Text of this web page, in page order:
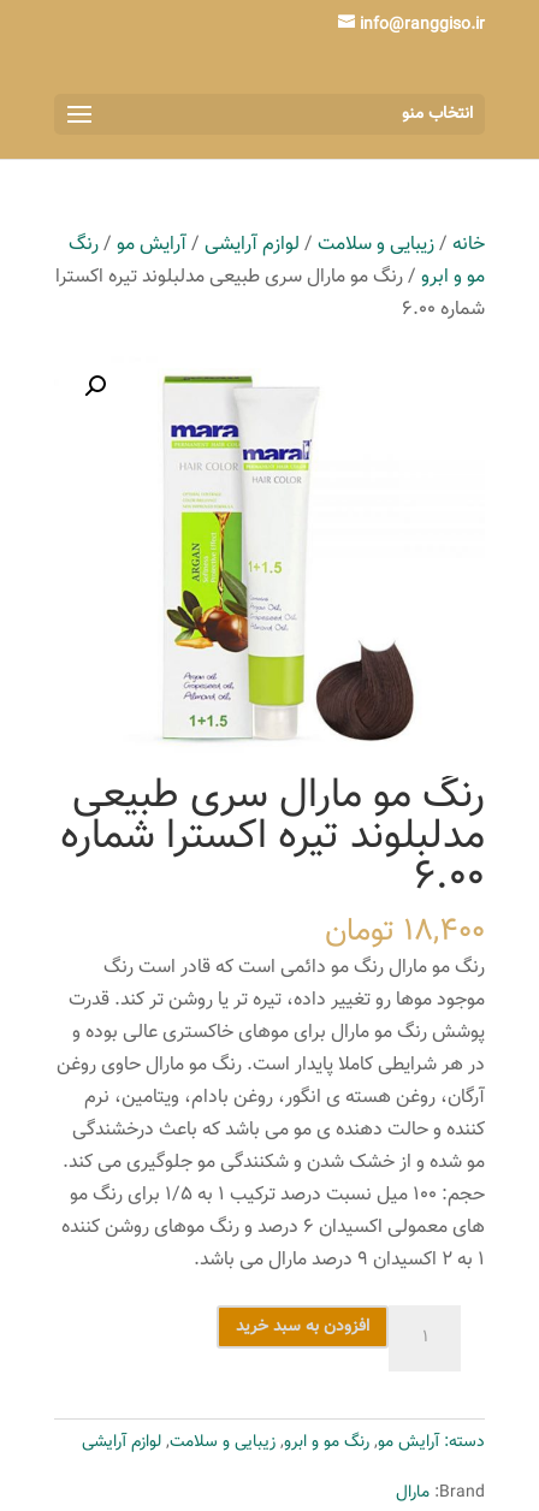
info@ranggiso.ir
انتخاب منو
خانه/زیبایی و سلامت/ لوازم آرایشی/آرایش مو/رنگ
مو و ابرو/ رنگ مو مارال سری طبیعی مدلبلوند تیره اکسترا
شماره 6.00
رنگ مو مارال سری طبیعی
مدلبلوند تیره اکسترا شماره
6.00
18,400 تومان
رنگ مو مارال رنگ مو دائمی است که قادر است رنگ
موجود موها رو تغییر داده، تیره تر یا روشن تر کند. قدرت
پوشش رنگ مو مارال برای موهای خاکستری عالی بوده و
در هر شرایطی کاملا پایدار است. رنگ مو مارال حاوی روغن
آرگان، روغن هسته ی انگور، روغن بادام، ویتامین، نرم
کننده و حالت دهنده ی مو می باشد که باعث درخشندگی
مو شده و از خشک شدن و شکنندگی مو جلوگیری می کند.
حجم: ۱۰۰ میل نسبت درصد ترکیب ۱ به ۱/۵ برای رنگ مو
های معمولی اکسیدان ۶ درصد و رنگ موهای روشن کننده
۱ به ۲ اکسیدان ۹ درصد مارال می باشد.
سری
طبیعی
مدلبلوند
افزودن به سبد خرید
دسته:آرایش مو,رنگ مو و ابرو,زیبایی و سلامت,لوازم آرایشی
Brand: مارال